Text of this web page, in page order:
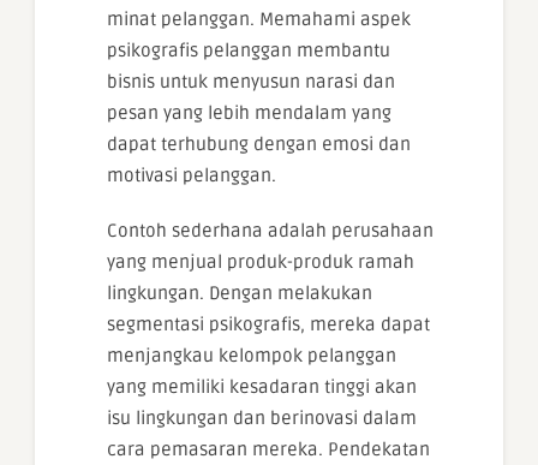
minat pelanggan. Memahami aspek
psikografis pelanggan membantu
bisnis untuk menyusun narasi dan
pesan yang lebih mendalam yang
dapat terhubung dengan emosi dan
motivasi pelanggan.
Contoh sederhana adalah perusahaan
yang menjual produk-produk ramah
lingkungan. Dengan melakukan
segmentasi psikografis, mereka dapat
menjangkau kelompok pelanggan
yang memiliki kesadaran tinggi akan
isu lingkungan dan berinovasi dalam
cara pemasaran mereka. Pendekatan